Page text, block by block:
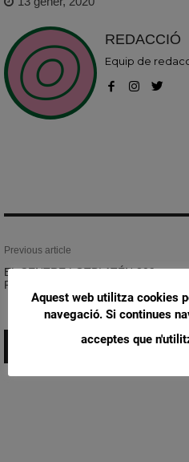
REDACCIÓ
Equip de
Previous article
EL CENTRE LGTBI ATÉN 309
PERSONES EN EL PRIMER ANY
Related
Aquest web utilitza cookies
navegació. Si continues
acceptes que